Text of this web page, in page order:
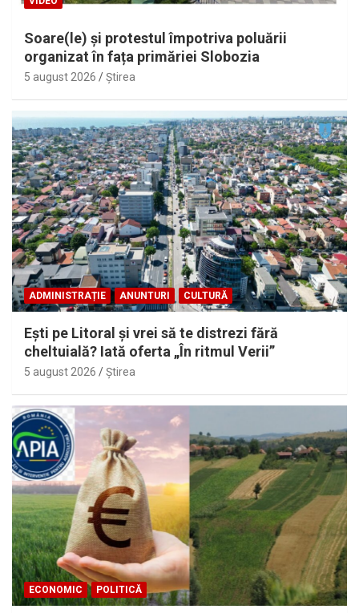
Soare(le) și protestul împotriva poluării
organizat în fața primăriei Slobozia
5 august 2026 Ştirea
ADMINISTRAȚIE ANUNTURI CULTURĂ
Eşti pe Litoral şi vrei să te distrezi fără
cheltuială? Iată oferta „În ritmul Verii”
5 august 2026 Ştirea
ECONOMIC POLITICĂ